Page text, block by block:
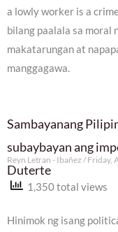
a lowly worker is a
bilang paalala sa moral
makatarungan at
manggagawa.
Sambayanang
subaybayan ang
Duterte
Reyn Letran - Ibañez Friday,
1,350 total views
Hinimok ng isang